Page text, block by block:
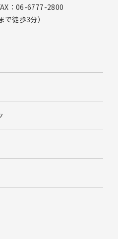
：06-6777-2800
徒歩3分）